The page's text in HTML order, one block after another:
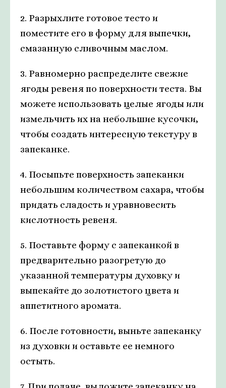
2. Разрыхлите готовое тесто и
поместите его в форму для выпечки,
смазанную сливочным маслом.
3. Равномерно распределите свежие
ягоды ревеня по поверхности теста. Вы
можете использовать целые ягоды или
измельчить их на небольшие кусочки,
чтобы создать интересную текстуру в
запеканке.
4. Посыпьте поверхность запеканки
небольшим количеством сахара, чтобы
придать сладость и уравновесить
кислотность ревеня.
5. Поставьте форму с запеканкой в
предварительно разогретую до
указанной температуры духовку и
выпекайте до золотистого цвета и
аппетитного аромата.
6. После готовности, выньте запеканку
из духовки и оставьте ее немного
остыть.